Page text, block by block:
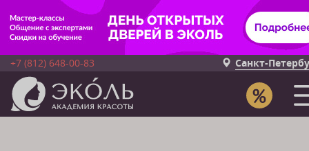
+7 (812) 648-00-83 Санкт-